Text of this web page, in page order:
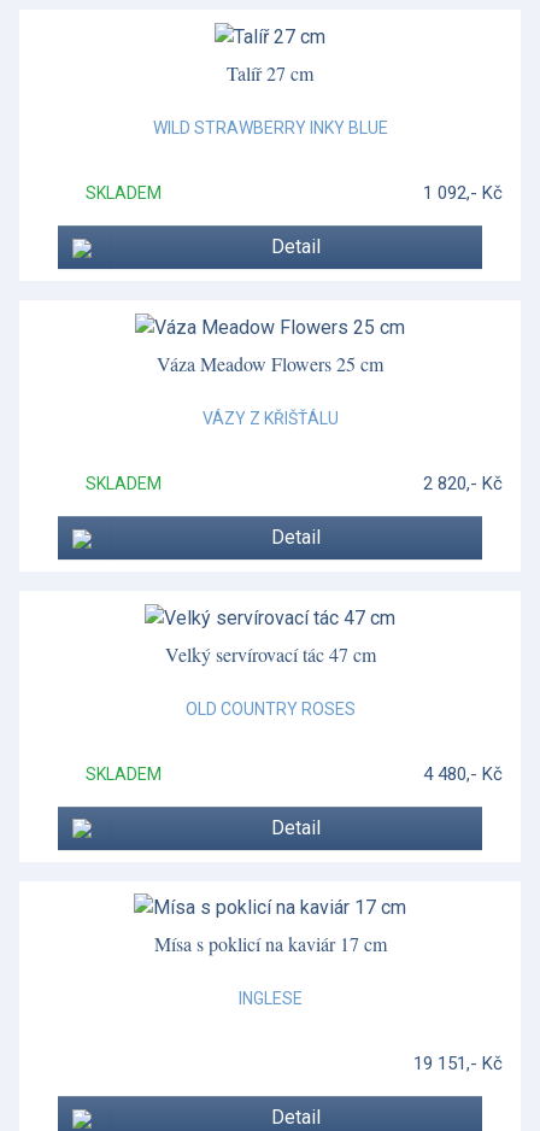
Talíř 27 cm
WILD STRAWBERRY INKY BLUE
SKLADEM 1 092,- Kč
Detail
Váza Meadow Flowers 25 cm
VÁZY Z KŘIŠŤÁLU
SKLADEM 2 820,- Kč
Detail
Velký servírovací tác 47 cm
OLD COUNTRY ROSES
SKLADEM 4 480,- Kč
Detail
Mísa s poklicí na kaviár 17 cm
INGLESE
19 151,- Kč
Detail
Sklo - Waterford
Smaltované krabičky
Spagnolo
Steccato
Stříbrné příbory
Vánoční porcelán Christmas Tree
Vera Wang - Lace Gold